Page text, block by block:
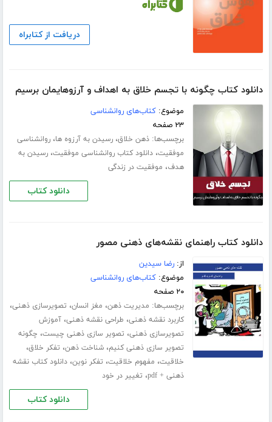
دریافت از کتابراه
دانلود کتاب چگونه با تجسم خلاق به اهداف و آرزوهایمان برسیم
موضوع:کتاب‌های روانشناسی
۲۳ صفحه
برچسب‌ها:ذهن خلاق،رسیدن به آرزوه ها،روانشناسی
موفقیت،دانلود کتاب روانشناسی موفقیت،رسیدن به
هدف، موفقیت در زندگی
دانلود کتاب
دانلود کتاب راهنمای نقشه‌های ذهنی مصور
از:رضا سیدین
موضوع:کتاب‌های روانشناسی
۲۰ صفحه
برچسب‌ها: مدیریت ذهن، مغز انسان، تصویرسازی ذهنی،
کاربرد نقشه ذهنی، طراحی نقشه ذهنی،آموزش
تصویرسازی ذهنی، تصویر سازی ذهنی چیست، چگونه
تصویر سازی ذهنی کنیم،شناخت ذهن، تفکر خلاق،
خلاقیت، مفهوم خلاقیت، تفکر نوین،دانلود کتاب نقشه
ذهنی + pdf
، تغییر در خود
دانلود کتاب